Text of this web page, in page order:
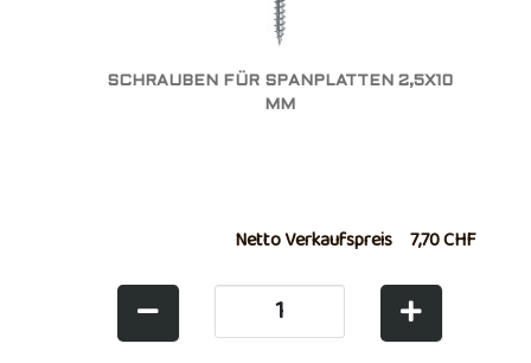
SCHRAUBEN FÜR SPANPLATTEN 2,5X10
MM
Netto Verkaufspreis 7,70 CHF